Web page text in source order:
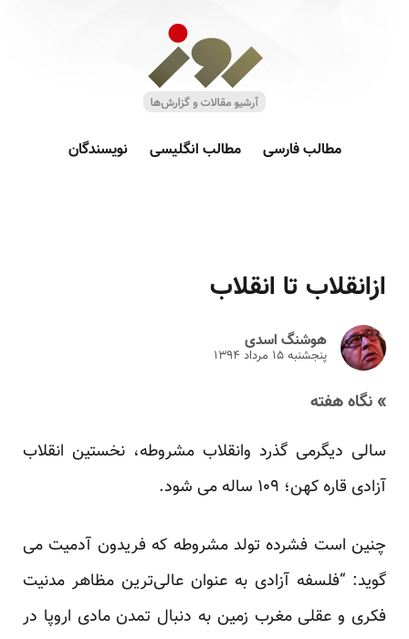
مطالب فارسی مطالب انگلیسی نویسندگان
ازانقلاب تا انقلاب
هوشنگ اسدی
پنجشنبه ۱۵ مرداد ۱۳۹۴
» نگاه هفته
سالی دیگرمی گذرد وانقلاب مشروطه، نخستین انقلاب
آزادی قاره کهن؛ ۱۰۹ ساله می شود.
چنین است فشرده تولد مشروطه که فریدون آدمیت می
گوید: “فلسفه آزادی به عنوان عالی‌ترین مظاهر مدنیت
فکری و عقلی مغرب زمین به دنبال تمدن مادی اروپا در